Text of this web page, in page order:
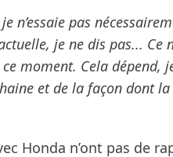
n’essaie pas
je ne dis pas... Ce
moment. Cela dépend,
et de la façon dont
Honda n’ont pas de